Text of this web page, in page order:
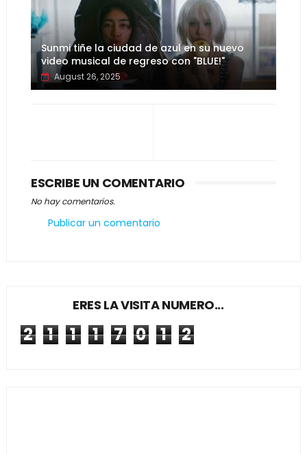
Sunmi tiñe la ciudad de azul en su nuevo
video musical de regreso con "BLUE!"
August 26, 2025
ESCRIBE UN COMENTARIO
No hay comentarios.
Publicar un comentario
ERES LA VISITA NUMERO...
2 1 1 1 7 0 1 2